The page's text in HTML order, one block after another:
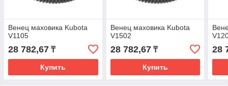
Венец маховика Kubota
V1105
28 782,67 ₸
Купить
Венец маховика Kubota
V1502
28 782,67₸
Купить
28